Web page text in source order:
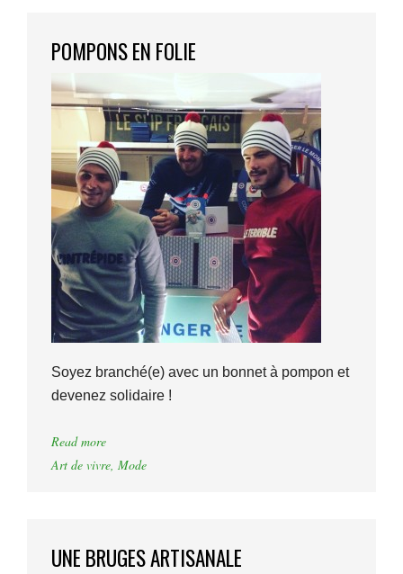
POMPONS EN FOLIE
Soyez branché(e) avec un bonnet à pompon et
devenez solidaire !
Read more
Art de vivre, Mode
UNE BRUGES ARTISANALE